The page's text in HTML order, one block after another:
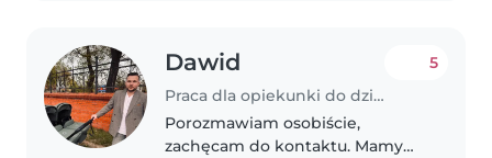
Dawid
Praca dla opiekunki do dziecka w Gliwice
5
Porozmawiam osobiście,
zachęcam do kontaktu. Mamy